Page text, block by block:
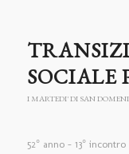
SOCIALE
I MARTEDI' DI SAN
52° anno – 13° incontro